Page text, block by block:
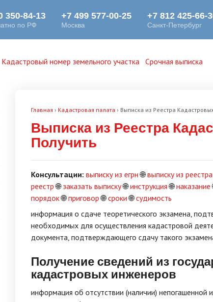
Кадастровый номер земельного участка Срочная выписка
Главная › Кадастровая палата › Выписка из Реестра
Выписка из Реестра
Получить
Консультации: выписку из егрн🌐выписку из реестра
реестр🌐заказать выписку🌐инструкция🌐наказание
порядок🌐приговор🌐сроки🌐судимость
информация о сдаче теоретического экзамена,
необходимых для осуществления кадастровой
документа, подтверждающего сдачу такого
Получение сведений из
кадастровых инженеров
информация об отсутствии (наличии)